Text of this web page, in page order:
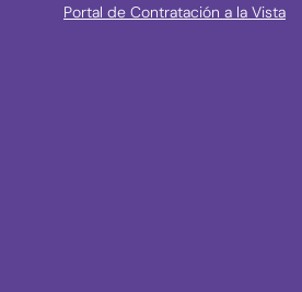
Portal de Contratación a la Vista